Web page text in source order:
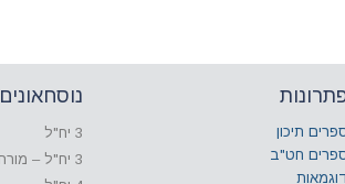
תיכון
חט"ב
נוסחאונים
3 יח"ל
3 יח"ל – מורחב